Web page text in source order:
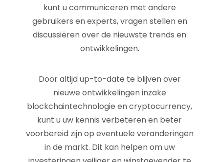
kunt u communiceren met andere
gebruikers en experts, vragen stellen en
discussiëren over de nieuwste trends en
ontwikkelingen.
Door altijd up-to-date te blijven over
nieuwe ontwikkelingen inzake
blockchaintechnologie en cryptocurrency,
kunt u uw kennis verbeteren en beter
voorbereid zijn op eventuele veranderingen
in de markt. Dit kan helpen om uw